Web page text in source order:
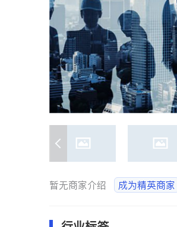
暂无商家介绍 成为精英商家